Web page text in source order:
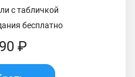
с табличкой
бесплатно
₽